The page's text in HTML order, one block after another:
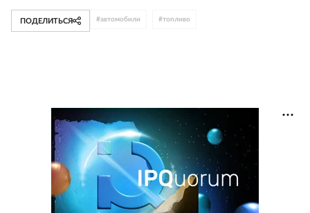
ПОДЕЛИТЬСЯ #автомобили #топливо